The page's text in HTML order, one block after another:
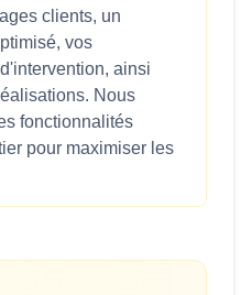
clients, un
vos
ainsi
Nous
fonctionnalités
pour maximiser les